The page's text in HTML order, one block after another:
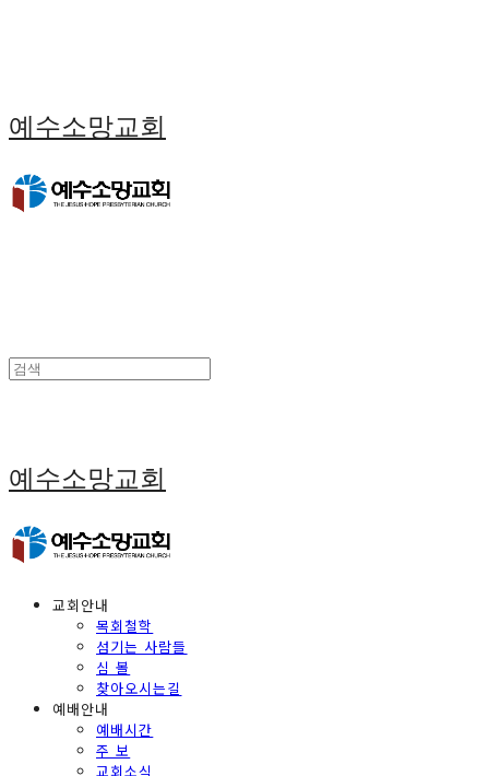
예수소망교회
예수소망교회
교회안내
목회철학
섬기는 사람들
심 볼
찾아오시는길
예배안내
예배시간
주 보
교회소식